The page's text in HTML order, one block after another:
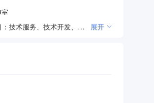
许可项目：出版物零售（依法须经批准的项目，经相关部门批准后方可开展经营活动，具体经营项目以审批结果为准）一般项目：技术服务、技术开发、技术咨询、技术交流、技术转让、技术推广；教学专用仪器销售；教学用模型及教具销售；教育教学检测和评价活动；组织体育表演活动；市场营销策划；体育赛事策划；项目策划与公关服务；咨询策划服务；组织文化艺术交流活动；企业管理；人力资源服务（不含职业中介活动、劳务派遣服务）；信息咨询服务（不含许可类信息咨询服务）；文具用品零售；办公用品销售；体育用品及器材零售；广告设计、代理；广告制作；平面设计；广告发布；教育咨询服务（不含涉许可审批的教育培训活动）；自费出国留学中介服务；幼儿园外托管服务；中小学生校外托管服务（除依法须经批准的项目外，凭营业执照依法自主开展经营活动） 展开